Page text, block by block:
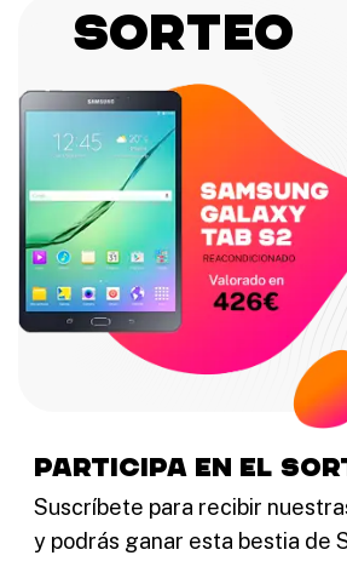
Sorteo
participa en el
Suscríbete para recibir
y podrás ganar esta bestia de